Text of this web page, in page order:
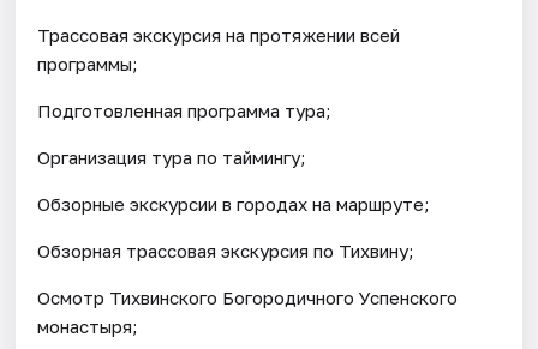
Трассовая экскурсия на протяжении всей
программы;
Подготовленная программа тура;
Организация тура по таймингу;
Обзорные экскурсии в городах на маршруте;
Обзорная трассовая экскурсия по Тихвину;
Осмотр Тихвинского Богородичного Успенского
монастыря;